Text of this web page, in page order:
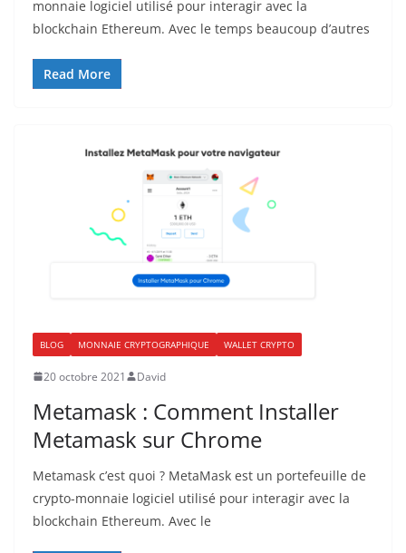
monnaie logiciel utilisé pour interagir avec la
blockchain Ethereum. Avec le temps beaucoup d’autres
Read More
BLOG MONNAIE CRYPTOGRAPHIQUE WALLET CRYPTO
20 octobre 2021 David
Metamask : Comment Installer
Metamask sur Chrome
Metamask c’est quoi ? MetaMask est un portefeuille de
crypto-monnaie logiciel utilisé pour interagir avec la
blockchain Ethereum. Avec le